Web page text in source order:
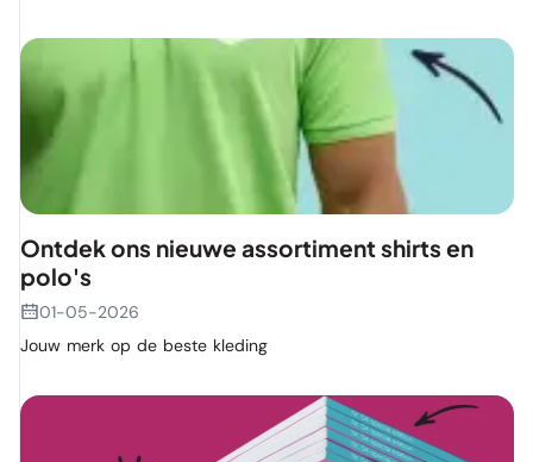
Ontdek ons nieuwe assortiment shirts en
polo's
01-05-2026
Jouw merk op de beste kleding